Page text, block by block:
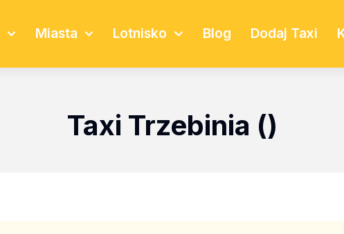
Miasta Lotnisko Blog Dodaj Taxi
Taxi Trzebinia ()